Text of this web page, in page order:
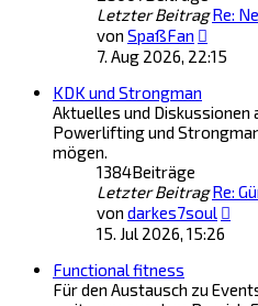
Letzter Beitrag Re:
von SpaßFan
Beitrag
7. Aug 2026, 22:15
KDK und Strongman
Aktuelles und
Powerlifting und
mögen.
1384Beiträge
Letzter Beitrag Re:
von darkes7soul
15. Jul 2026, 15:26
Functional fitness
Für den Austausch zu